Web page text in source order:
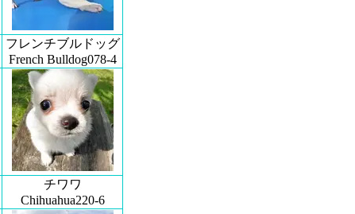
フレンチブルドッグ
French Bulldog078-4
チワワ
Chihuahua220-6